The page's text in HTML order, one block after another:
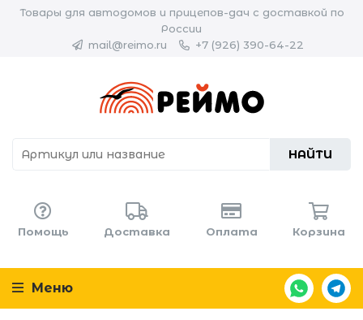
Товары для автодомов и прицепов-дач с доставкой по
России
mail@reimo.ru
+7 (926) 390-64-22
НАЙТИ
Помощь Доставка Оплата Корзина
Меню